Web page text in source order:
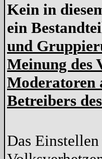
Kein in
ein
und
Meinung des
Moderatoren
Betreibers
Das